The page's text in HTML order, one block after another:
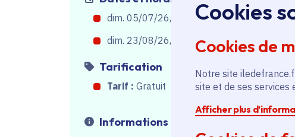
Cookies
Cookies de
Notre site
site et de ses services
Afficher plus
dim. 05/07/26, de 11h00à12h00
dim. 23/08/26, de 11h00
12h00
Tarification
Tarif : Gratuit
Informations